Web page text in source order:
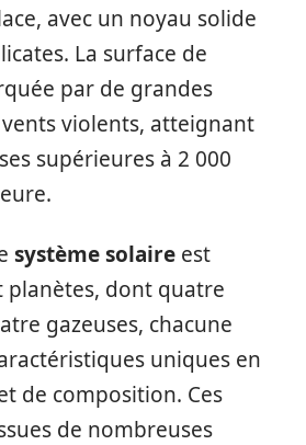
avec un noyau solide
La surface de
par de grandes
violents, atteignant
supérieures à 2 000
système solaire est
planètes, dont quatre
gazeuses, chacune
uniques en
de composition. Ces
de nombreuses